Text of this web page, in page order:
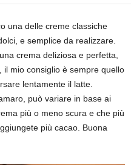
una delle creme classiche
e semplice da realizzare.
crema deliziosa e perfetta,
mio consiglio è sempre quello
lentamente il latte.
può variare in base ai
più o meno scura e che più
più cacao. Buona